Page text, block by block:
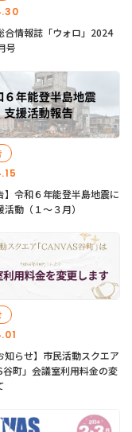
合情報誌「ウォロ」2024
号
】令和６年能登半島地震に
動（１〜３月）
知らせ】市民活動スクエア
谷町」会議室利用料金の変